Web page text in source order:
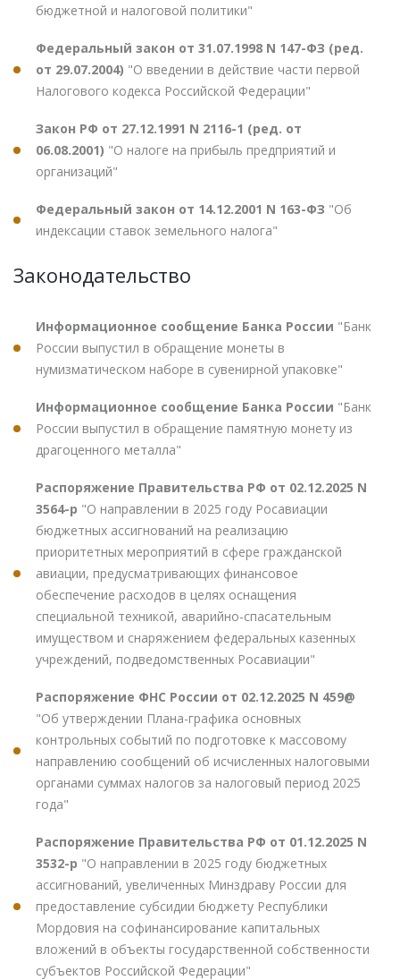
бюджетной и налоговой политики"
Федеральный закон от 31.07.1998 N 147-ФЗ (ред.
от 29.07.2004) "О введении в действие части первой
Налогового кодекса Российской Федерации"
Закон РФ от 27.12.1991 N 2116-1 (ред. от
06.08.2001) "О налоге на прибыль предприятий и
организаций"
Федеральный закон от 14.12.2001 N 163-ФЗ "Об
индексации ставок земельного налога"
Законодательство
Информационное сообщение Банка России "Банк
России выпустил в обращение монеты в
нумизматическом наборе в сувенирной упаковке"
Информационное сообщение Банка России "Банк
России выпустил в обращение памятную монету из
драгоценного металла"
Распоряжение Правительства РФ от 02.12.2025 N
3564-р "О направлении в 2025 году Росавиации
бюджетных ассигнований на реализацию
приоритетных мероприятий в сфере гражданской
авиации, предусматривающих финансовое
обеспечение расходов в целях оснащения
специальной техникой, аварийно-спасательным
имуществом и снаряжением федеральных казенных
учреждений, подведомственных Росавиации"
Распоряжение ФНС России от 02.12.2025 N 459@
"Об утверждении Плана-графика основных
контрольных событий по подготовке к массовому
направлению сообщений об исчисленных налоговыми
органами суммах налогов за налоговый период 2025
года"
Распоряжение Правительства РФ от 01.12.2025 N
3532-р "О направлении в 2025 году бюджетных
ассигнований, увеличенных Минздраву России для
предоставление субсидии бюджету Республики
Мордовия на софинансирование капитальных
вложений в объекты государственной собственности
субъектов Российской Федерации"